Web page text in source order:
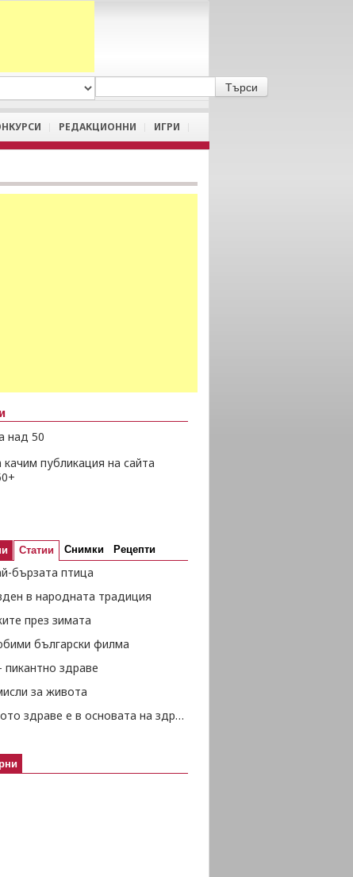
РЕДАКЦИОННИ ИГРИ
над 50
качим публикация на сайта
Статии Снимки Рецепти
бързата птица
в народната традиция
през зимата
български филма
пикантно здраве
за живота
Психичното здраве е в основата на здравето изобщо